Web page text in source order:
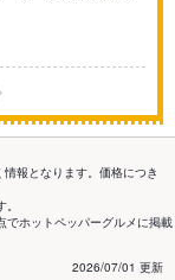
報となります。価格につき
でホットペッパーグルメに掲載
2026/07/01 更新